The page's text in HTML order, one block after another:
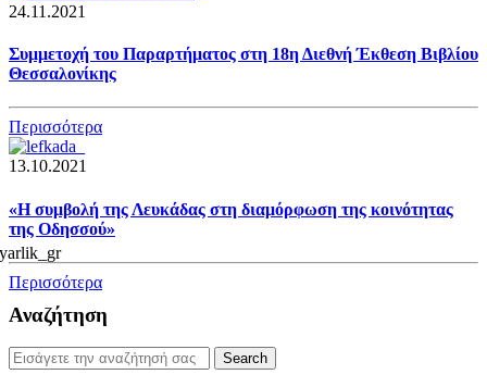
24.11.2021
Συμμετοχή του Παραρτήματος στη 18η Διεθνή Έκθεση Βιβλίου
Θεσσαλονίκης
Περισσότερα
13.10.2021
«Η συμβολή της Λευκάδας στη διαμόρφωση της κοινότητας
της Οδησσού»
Περισσότερα
Αναζήτηση